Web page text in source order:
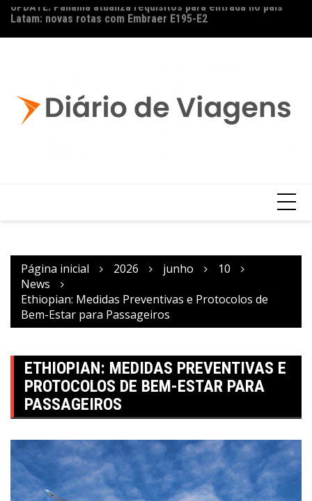
Latam: novas rotas com Embraer E195-E2
Página inicial 2026 junho
10
News
Ethiopian: Medidas Preventivas e Protocolos de
Bem-Estar para Passageiros
ETHIOPIAN: MEDIDAS PREVENTIVAS E
PROTOCOLOS DE BEM-ESTAR PARA
PASSAGEIROS